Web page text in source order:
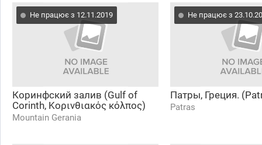
Не працює з 12.11.2019
Коринфский залив (Gulf of
Corinth, Κορινθιακός κόλπος)
Mountain Gerania
Не працює з
Патры, Греция.
Patras